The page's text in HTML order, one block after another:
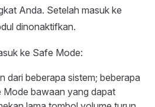
Anda. Setelah masuk ke
dinonaktifkan.
ke Safe Mode:
dari beberapa sistem; beberapa
Mode bawaan yang dapat